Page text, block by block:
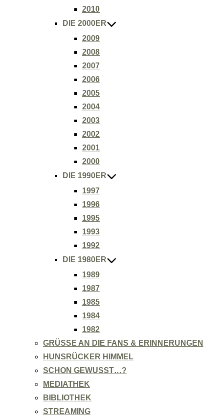
2010
DIE 2000ER
2009
2008
2007
2006
2005
2004
2003
2002
2001
2000
DIE 1990ER
1997
1996
1995
1993
1992
DIE 1980ER
1989
1987
1985
1984
1982
GRÜSSE AN DIE FANS & ERINNERUNGEN
HUNSRÜCKER HIMMEL
SCHON GEWUSST…?
MEDIATHEK
BIBLIOTHEK
STREAMING